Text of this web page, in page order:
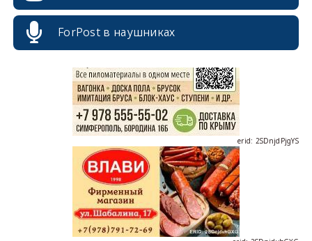
ForPost в наушниках
erid: 2SDnjdPjgYS
erid: 2SDnjdvhGXG